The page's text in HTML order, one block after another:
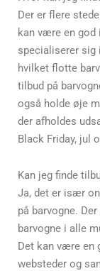
Der er flere
kan være en god
specialiserer sig
hvilket flotte
tilbud på
også holde øje
der afholdes
Black Friday, jul
Kan jeg finde
Ja, det er især
på barvogne.
barvogne i alle
Det kan være en
websteder og